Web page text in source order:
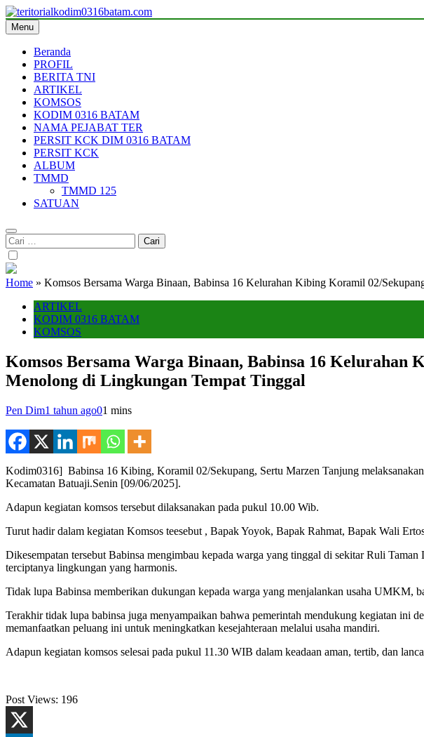
Skip
to
content
teritorialkodim0316batam.com
teritoriakkodimo0316batam
Menu
Beranda
PROFIL
BERITA TNI
ARTIKEL
KOMSOS
KODIM 0316 BATAM
NAMA PEJABAT TER
PERSIT KCK DIM 0316 BATAM
PERSIT KCK
ALBUM
TMMD
TMMD 125
SATUAN
Cari
untuk:
Home » Komsos Bersama Warga Binaan, Babinsa 16 Kelurahan Kibing Koramil 02/
ARTIKEL
KODIM 0316 BATAM
KOMSOS
Komsos Bersama Warga Binaan, Babinsa 16
Menolong di Lingkungan Tempat Tinggal
Pen Dim1 tahun ago01 mins
Kodim0316] Babinsa 16 Kibing, Koramil 02/Sekupang, Sertu Marzen Tanjung
Kecamatan Batuaji.Senin [09/06/2025].
Adapun kegiatan komsos tersebut dilaksanakan pada pukul 10.00 Wib.
Turut hadir dalam kegiatan Komsos teesebut , Bapak Yoyok, Bapak Rahmat, Bapak Wali
Dikesempatan tersebut Babinsa mengimbau kepada warga yang tinggal di sekitar Ruli
terciptanya lingkungan yang harmonis.
Tidak lupa Babinsa memberikan dukungan kepada warga yang menjalankan usaha UMKM,
Terakhir tidak lupa babinsa juga menyampaikan bahwa pemerintah mendukung kegiatan
memanfaatkan peluang ini untuk meningkatkan kesejahteraan melalui usaha mandiri.
Adapun kegiatan komsos selesai pada pukul 11.30 WIB dalam keadaan aman, tertib, dan
Post Views: 196